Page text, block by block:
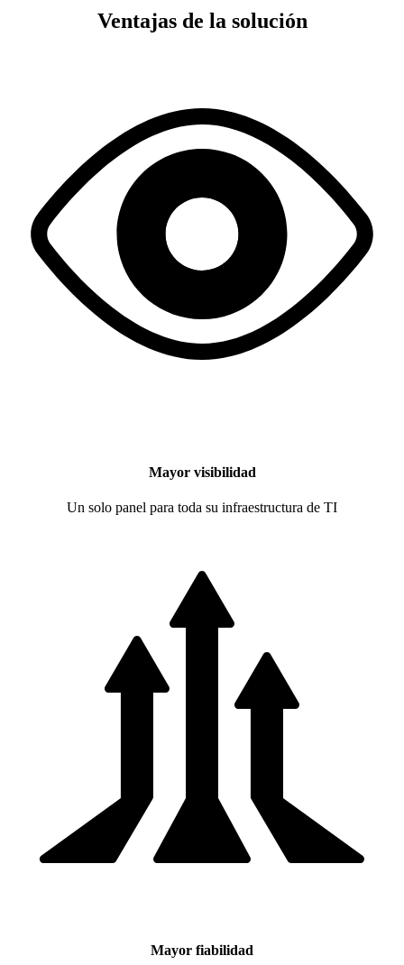
Ventajas de la solución
Mayor visibilidad
Un solo panel para toda su infraestructura de TI
Mayor fiabilidad